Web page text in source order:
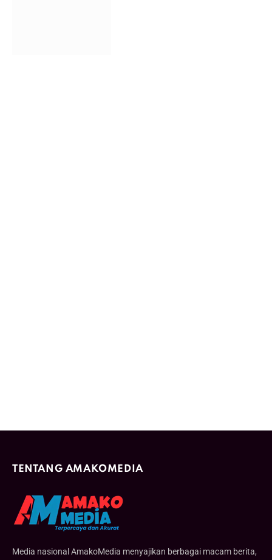
TENTANG AMAKOMEDIA
Media nasional AmakoMedia menyajikan berbagai macam berita,